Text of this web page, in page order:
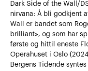
Dark Side of the Wall/
nirvana: Å bli godkjent
Wall er bandet som
brilliant», og som har
første og hittil eneste
Operahuset i Oslo
Bergens Tidende